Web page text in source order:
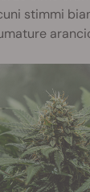
stimmi